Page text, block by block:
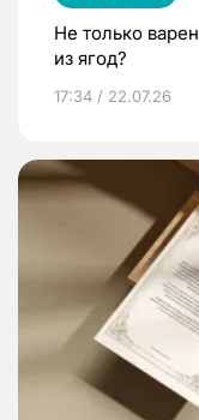
Не только
из ягод?
17:34 / 22.07.26